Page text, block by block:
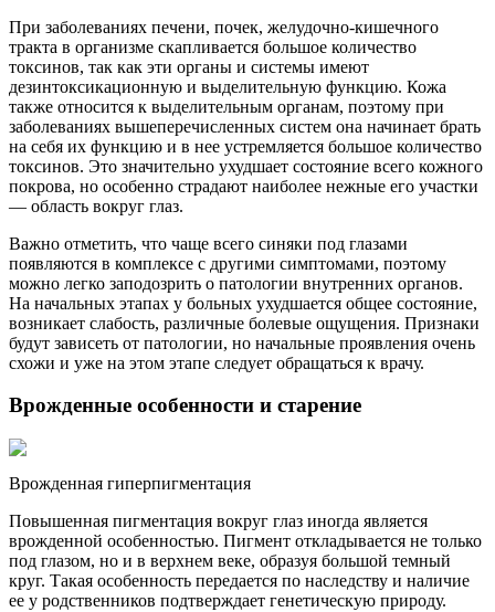
При заболеваниях печени, почек, желудочно-кишечного
тракта в организме скапливается большое количество
токсинов, так как эти органы и системы имеют
дезинтоксикационную и выделительную функцию. Кожа
также относится к выделительным органам, поэтому при
заболеваниях вышеперечисленных систем она начинает брать
на себя их функцию и в нее устремляется большое количество
токсинов. Это значительно ухудшает состояние всего кожного
покрова, но особенно страдают наиболее нежные его участки
— область вокруг глаз.
Важно отметить, что чаще всего синяки под глазами
появляются в комплексе с другими симптомами, поэтому
можно легко заподозрить о патологии внутренних органов.
На начальных этапах у больных ухудшается общее состояние,
возникает слабость, различные болевые ощущения. Признаки
будут зависеть от патологии, но начальные проявления очень
схожи и уже на этом этапе следует обращаться к врачу.
Врожденные особенности и старение
Врожденная гиперпигментация
Повышенная пигментация вокруг глаз иногда является
врожденной особенностью. Пигмент откладывается не только
под глазом, но и в верхнем веке, образуя большой темный
круг. Такая особенность передается по наследству и наличие
ее у родственников подтверждает генетическую природу.